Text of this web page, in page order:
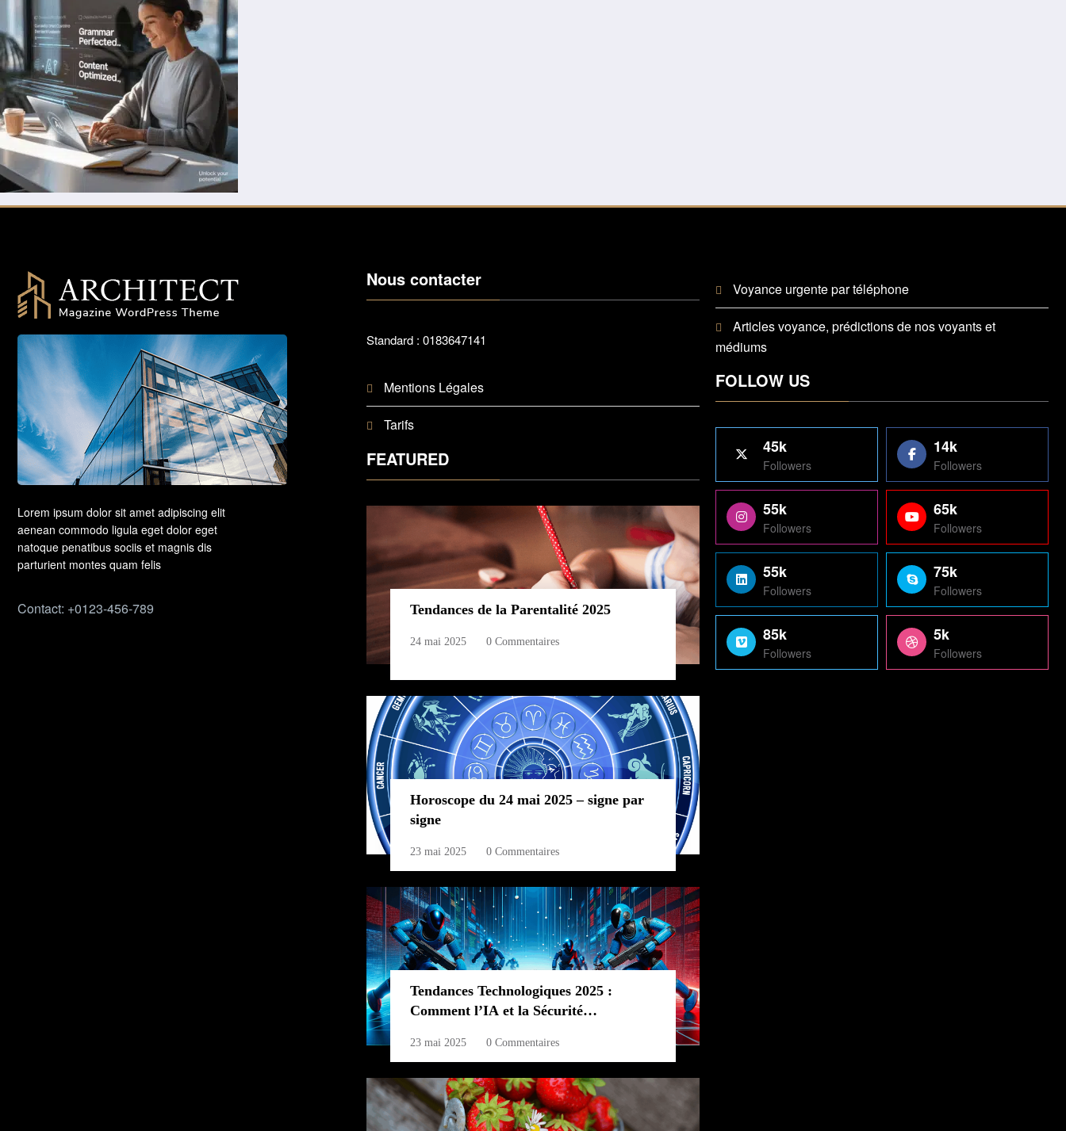
Lorem ipsum dolor sit amet adipiscing elit
aenean commodo ligula eget dolor eget
natoque penatibus sociis et magnis dis
parturient montes quam felis
Contact: +0123-456-789
Nous contacter
Standard : 0183647141
Mentions Légales
Tarifs
FEATURED
Tendances de la Parentalité 2025
24 mai 2025 0 Commentaires
Horoscope du 24 mai 2025 – signe par
signe
23 mai 2025 0 Commentaires
Tendances Technologiques 2025 :
Comment l’IA et la Sécurité
23 mai 2025 0 Commentaires
Voyance urgente par téléphone
Articles voyance, prédictions de nos voyants et
médiums
FOLLOW US
45k
Followers
14k
Followers
55k
Followers
65k
Followers
55k
Followers
75k
Followers
85k
Followers
5k
Followers